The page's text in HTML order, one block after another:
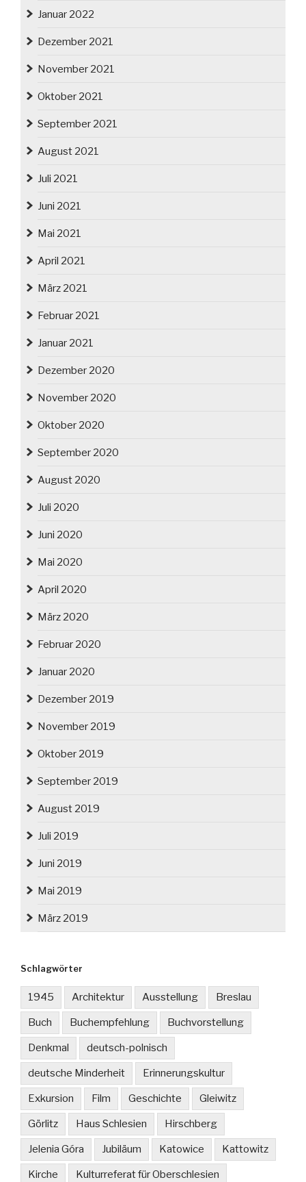
Januar 2022
Dezember 2021
November 2021
Oktober 2021
September 2021
August 2021
Juli 2021
Juni 2021
Mai 2021
April 2021
März 2021
Februar 2021
Januar 2021
Dezember 2020
November 2020
Oktober 2020
September 2020
August 2020
Juli 2020
Juni 2020
Mai 2020
April 2020
März 2020
Februar 2020
Januar 2020
Dezember 2019
November 2019
Oktober 2019
September 2019
August 2019
Juli 2019
Juni 2019
Mai 2019
März 2019
Schlagwörter
1945 Architektur Ausstellung Breslau
Buch Buchempfehlung Buchvorstellung
Denkmal deutsch-polnisch
deutsche Minderheit Erinnerungskultur
Exkursion Film Geschichte Gleiwitz
Görlitz Haus Schlesien Hirschberg
Jelenia Góra Jubiläum Katowice Kattowitz
Kirche Kulturreferat für Oberschlesien